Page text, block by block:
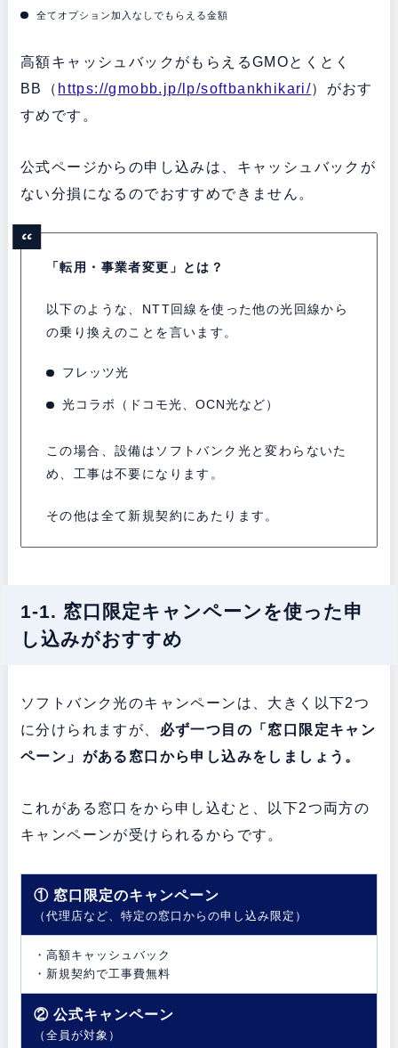
全てオプション加入なしでもらえる金額
高額キャッシュバックがもらえるGMOとくとく
BB（ https://gmobb.jp/lp/softbankhikari/）がおす
すめです。
公式ページからの申し込みは、キャッシュバックが
ない分損になるのでおすすめできません。
「転用・事業者変更」とは？
以下のような、NTT回線を使った他の光回線から
の乗り換えのことを言います。
フレッツ光
光コラボ（ドコモ光、OCN光など）
この場合、設備はソフトバンク光と変わらないた
め、工事は不要になります。
その他は全て新規契約にあたります。
1-1. 窓口限定キャンペーンを使った申
し込みがおすすめ
ソフトバンク光のキャンペーンは、大きく以下2つ
に分けられますが、 必ず一つ目の「窓口限定キャン
ペーン」がある窓口から申し込みをしましょう。
これがある窓口をから申し込むと、以下2つ両方の
キャンペーンが受けられるからです。
① 窓口限定のキャンペーン
（代理店など、特定の窓口からの申し込み限定）
・高額キャッシュバック
・新規契約で工事費無料
② 公式キャンペーン
（全員が対象）